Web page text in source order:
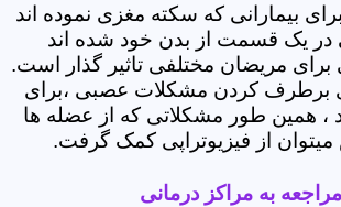
بیمارانی که سکته مغزی نموده اند
در یک قسمت از بدن خود شده اند
برای مریضان مختلفی تاثیر گذار است.
برطرف کردن مشکلات عصبی ،برای
همین طور مشکلاتی که از عضله ها
از فیزیوتراپی کمک گرفت.
به مراکز درمانی